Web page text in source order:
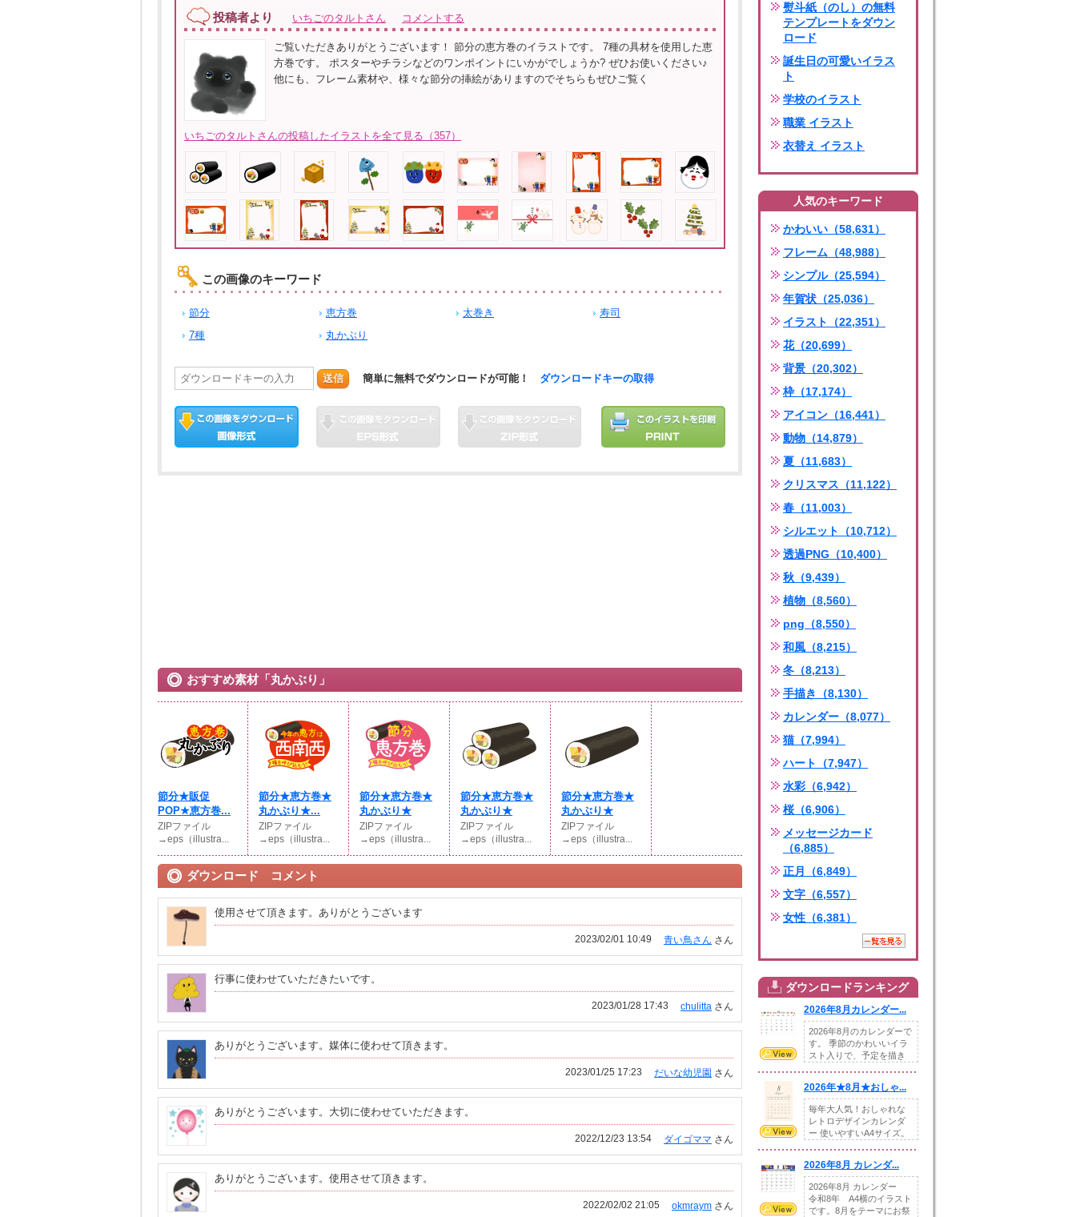
投稿者より いちごのタルトさん コメントする
ご覧いただきありがとうございます！ 節分の恵方巻のイラストです。 7種の具材を使用した恵
方巻です。 ポスターやチラシなどのワンポイントにいかがでしょうか? ぜひお使いください♪
他にも、フレーム素材や、様々な節分の挿絵がありますのでそちらもぜひご覧く
いちごのタルトさんの投稿したイラストを全て見る（357）
この画像のキーワード
節分 恵方巻 太巻き
寿司
7種
丸かぶり
送信 簡単に無料でダウンロードが可能！ ダウンロードキーの取得
おすすめ素材「丸かぶり」
節分★販促
POP★恵方巻...
ZIPファイル
→eps（illustra...
節分★恵方巻★
丸かぶり★...
ZIPファイル
→eps（illustra...
節分★恵方巻★
丸かぶり★
ZIPファイル
→eps（illustra...
節分★恵方巻★
丸かぶり★
ZIPファイル
→eps（illustra...
節分★恵方巻★
丸かぶり★
ZIPファイル
→eps（illustra...
ダウンロード コメント
使用させて頂きます。ありがとうございます
青い鳥さん さん
2023/02/01 10:49
行事に使わせていただきたいです。
chulitta さん
2023/01/28 17:43
ありがとうございます。媒体に使わせて頂きます。
だいな幼児園 さん
2023/01/25 17:23
ありがとうございます。大切に使わせていただきます。
ダイゴママ さん
2022/12/23 13:54
ありがとうございます。使用させて頂きます。
okmraym さん
2022/02/02 21:05
熨斗紙（のし）の無料
テンプレートをダウン
ロード
誕生日の可愛いイラス
ト
学校のイラスト
職業 イラスト
衣替え イラスト
人気のキーワード
かわいい（58,631）
フレーム（48,988）
シンプル（25,594）
年賀状（25,036）
イラスト（22,351）
花（20,699）
背景（20,302）
枠（17,174）
アイコン（16,441）
動物（14,879）
夏（11,683）
クリスマス（11,122）
春（11,003）
シルエット（10,712）
透過PNG（10,400）
秋（9,439）
植物（8,560）
png（8,550）
和風（8,215）
冬（8,213）
手描き（8,130）
カレンダー（8,077）
猫（7,994）
ハート（7,947）
水彩（6,942）
桜（6,906）
メッセージカード
（6,885）
正月（6,849）
文字（6,557）
女性（6,381）
ダウンロードランキング
2026年8月カレンダー...
2026年8月のカレンダーで
す。 季節のかわいいイラ
スト入りで、予定を描き
2026年★8月★おしゃ...
毎年大人気！おしゃれな
レトロデザインカレンダ
ー 使いやすいA4サイズ。
2026年8月 カレンダ...
2026年8月 カレンダー
令和8年 A4横のイラスト
です。8月をテーマにお祭